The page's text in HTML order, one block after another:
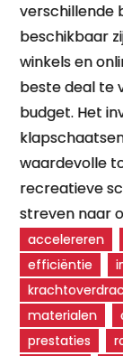
verschillende
beschikbaar
winkels en
beste deal te
budget. Het
waardevolle
recreatieve
streven naar
accelereren
efficiëntie
materialen
prestaties